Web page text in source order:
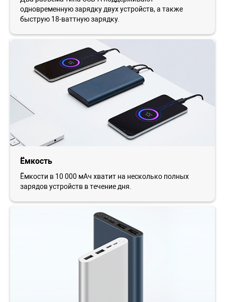
одновременную зарядку двух устройств, а также
быструю 18-ваттную зарядку.
Ёмкость
Ёмкости в 10 000 мАч хватит на несколько полных
зарядов устройств в течение дня.